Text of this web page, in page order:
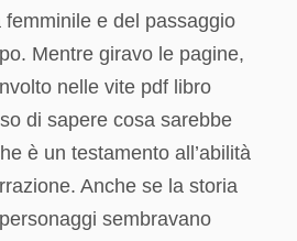
femminile e del passaggio
Mentre giravo le pagine,
nelle vite pdf libro
di sapere cosa sarebbe
è un testamento all’abilità
Anche se la storia
sembravano